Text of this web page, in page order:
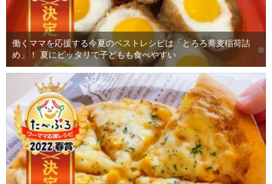
働くママを応援する今夏のベストレシピは「とろろ蕎麦稲荷詰
め」！ 夏にピッタリで子どもも食べやすい